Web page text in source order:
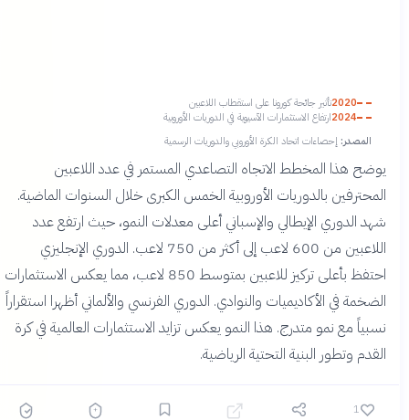
2020تأثير جائحة كورونا على استقطاب اللاعبين
2024ارتفاع الاستثمارات الآسيوية في الدوريات الأوروبية
المصدر:إحصاءات اتحاد الكرة الأوروبي والدوريات الرسمية
يوضح هذا المخطط الاتجاه التصاعدي المستمر في عدد اللاعبين
المحترفين بالدوريات الأوروبية الخمس الكبرى خلال السنوات الماضية.
شهد الدوري الإيطالي والإسباني أعلى معدلات النمو، حيث ارتفع عدد
اللاعبين من 600 لاعب إلى أكثر من 750 لاعب. الدوري الإنجليزي
احتفظ بأعلى تركيز للاعبين بمتوسط 850 لاعب، مما يعكس الاستثمارات
الضخمة في الأكاديميات والنوادي. الدوري الفرنسي والألماني أظهرا استقراراً
نسبياً مع نمو متدرج. هذا النمو يعكس تزايد الاستثمارات العالمية في كرة
القدم وتطور البنية التحتية الرياضية.
1